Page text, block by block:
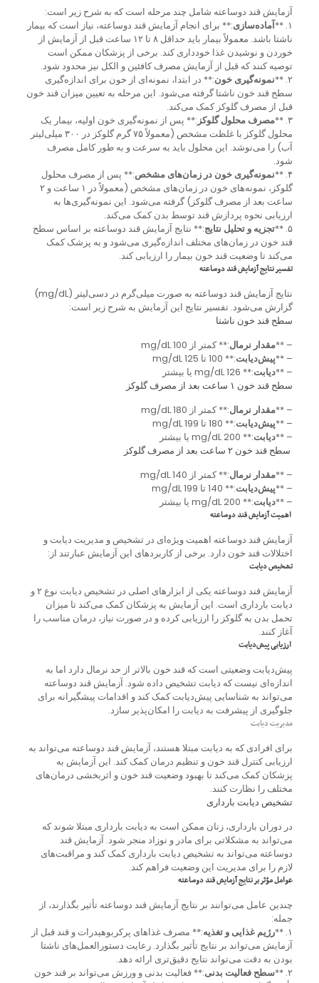
آزمایش قند دوساعته شامل چند مرحله است که به شرح زیر است:
۱. **
آماده‌سازی:** برای انجام آزمایش قند دوساعته، نیاز است که بیمار
ناشتا باشد. معمولاً بیمار باید حداقل ۸ تا ۱۲ ساعت قبل از آزمایش از
خوردن و نوشیدن غذا خودداری کند. برخی از پزشکان ممکن است
توصیه کنند که قبل از آزمایش مصرف کافئین و الکل نیز محدود شود.
۲. **
نمونه‌گیری خون:** در ابتدا، نمونه‌ای از خون برای اندازه‌گیری
سطح قند خون ناشتا گرفته می‌شود. این مرحله به تعیین میزان قند خون
قبل از مصرف گلوکز کمک می‌کند.
۳. **
مصرف محلول گلوکز:** پس از نمونه‌گیری خون اولیه، بیمار یک
محلول گلوکز با غلظت مشخص (معمولاً ۷۵ گرم گلوکز در ۳۰۰ میلی‌لیتر
آب) را می‌نوشد. این محلول باید به سرعت و به طور کامل مصرف
شود.
۴. **
نمونه‌گیری خون در زمان‌های مشخص:** پس از مصرف محلول
گلوکز، نمونه‌های خون در زمان‌های مشخص (معمولاً در ۱ ساعت و ۲
ساعت بعد از مصرف گلوکز) گرفته می‌شود. این نمونه‌گیری‌ها به
ارزیابی نحوه پردازش قند توسط بدن کمک می‌کند.
۵. **
تجزیه و تحلیل نتایج:** نتایج آزمایش قند دوساعته بر اساس سطح
قند خون در زمان‌های مختلف اندازه‌گیری می‌شود و به پزشک کمک
می‌کند تا وضعیت قند خون بیمار را ارزیابی کند.
تفسیر نتایج آزمایش قند دوساعته
نتایج آزمایش قند دوساعته به صورت میلی‌گرم در دسی‌لیتر (mg/dL)
گزارش می‌شود. تفسیر نتایج این آزمایش به شرح زیر است:
سطح قند خون ناشتا
– **مقدار نرمال:** کمتر از 100 mg/dL
– **پیش‌دیابت:** 100 تا 125 mg/dL
– **دیابت:** 126 mg/dL یا بیشتر
سطح قند خون ۱ ساعت بعد از مصرف گلوکز
– **مقدار نرمال:** کمتر از 180 mg/dL
– **پیش‌دیابت:** 180 تا 199 mg/dL
– **دیابت:** 200 mg/dL یا بیشتر
سطح قند خون ۲ ساعت بعد از مصرف گلوکز
– **مقدار نرمال:** کمتر از 140 mg/dL
– **پیش‌دیابت:** 140 تا 199 mg/dL
– **دیابت:** 200 mg/dL یا بیشتر
اهمیت آزمایش قند دوساعته
آزمایش قند دوساعته اهمیت ویژه‌ای در تشخیص و مدیریت دیابت و
اختلالات قند خون دارد. برخی از کاربردهای این آزمایش عبارتند از:
تشخیص دیابت
آزمایش قند دوساعته یکی از ابزارهای اصلی در تشخیص دیابت نوع ۲ و
دیابت بارداری است. این آزمایش به پزشکان کمک می‌کند تا میزان
تحمل بدن به گلوکز را ارزیابی کرده و در صورت نیاز، درمان مناسب را
آغاز کنند.
ارزیابی پیش‌دیابت
پیش‌دیابت وضعیتی است که قند خون بالاتر از حد نرمال دارد اما به
اندازه‌ای نیست که دیابت تشخیص داده شود. آزمایش قند دوساعته
می‌تواند به شناسایی پیش‌دیابت کمک کند و اقدامات پیشگیرانه برای
جلوگیری از پیشرفت به دیابت را امکان‌پذیر سازد.
مدیریت دیابت
برای افرادی که به دیابت مبتلا هستند، آزمایش قند دوساعته می‌تواند به
ارزیابی کنترل قند خون و تنظیم درمان کمک کند. این آزمایش به
پزشکان کمک می‌کند تا بهبود وضعیت قند خون و اثربخشی درمان‌های
مختلف را نظارت کنند.
تشخیص دیابت بارداری
در دوران بارداری، زنان ممکن است به دیابت بارداری مبتلا شوند که
می‌تواند به مشکلاتی برای مادر و نوزاد منجر شود. آزمایش قند
دوساعته می‌تواند به تشخیص دیابت بارداری کمک کند و مراقبت‌های
لازم را برای مدیریت این وضعیت فراهم کند.
عوامل مؤثر بر نتایج آزمایش قند دوساعته
چندین عامل می‌توانند بر نتایج آزمایش قند دوساعته تأثیر بگذارند، از
جمله:
۱. **
رژیم غذایی و تغذیه:** مصرف غذاهای پرکربوهیدرات و قند قبل از
آزمایش می‌تواند بر نتایج تأثیر بگذارد. رعایت دستورالعمل‌های ناشتا
بودن به دقت می‌تواند نتایج دقیق‌تری ارائه دهد.
۲. **
سطح فعالیت بدنی:** فعالیت بدنی و ورزش می‌تواند بر قند خون